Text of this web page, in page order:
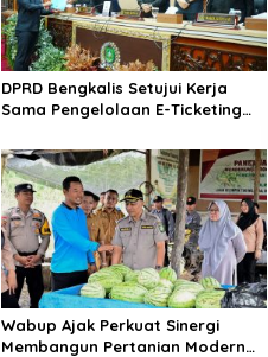
DPRD Bengkalis Setujui Kerja
Sama Pengelolaan E-Ticketing
Wabup Ajak Perkuat Sinergi
Membangun Pertanian Modern